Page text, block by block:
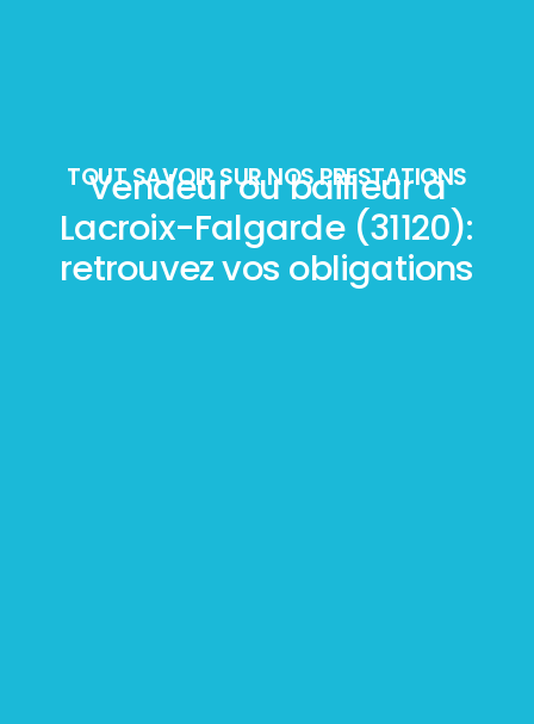
TOUT SAVOIR SUR NOS PRESTATIONS
Vendeur ou bailleur à
Lacroix-Falgarde (31120):
retrouvez vos obligations